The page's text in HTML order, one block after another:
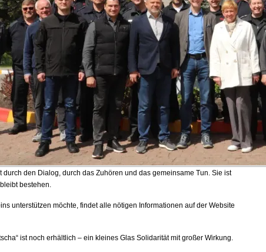
durch den Dialog, durch das Zuhören und das gemeinsame Tun. Sie ist
bestehen.
unterstützen möchte, findet alle nötigen Informationen auf der Website
ist noch erhältlich – ein kleines Glas Solidarität mit großer Wirkung.